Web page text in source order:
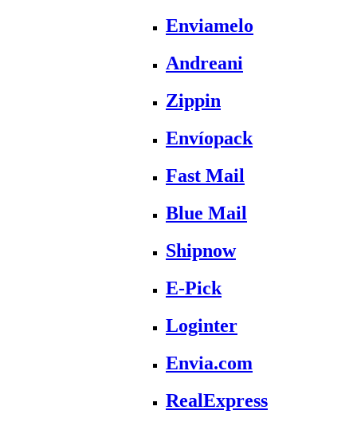
Enviamelo
Andreani
Zippin
Envíopack
Fast Mail
Blue Mail
Shipnow
E-Pick
Loginter
Envia.com
RealExpress